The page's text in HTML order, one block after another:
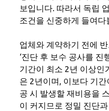
보입니다. 따라서 독립
조건을 신중하게 들여다
업체와 계약하기 전에
‘진단 후 보수 공사를 진
기간이 최소 2년 이상인
은 2년이며, 이보다 기
공 시 발생할 재비용을
이 커지므로 정밀 진단